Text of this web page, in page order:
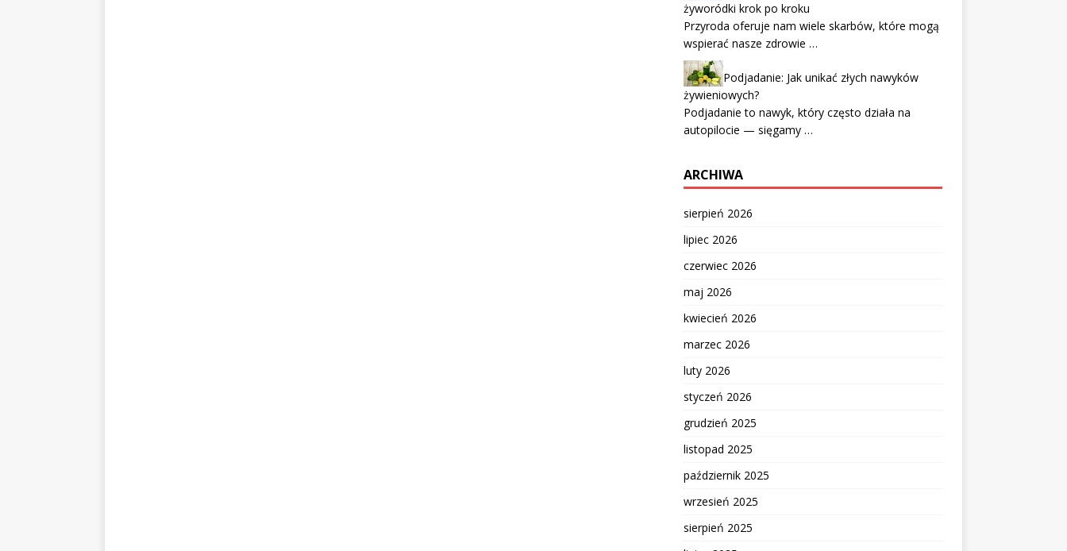
żyworódki krok po kroku
Przyroda oferuje nam wiele skarbów, które mogą
wspierać nasze zdrowie …
Podjadanie: Jak unikać złych nawyków
żywieniowych?
Podjadanie to nawyk, który często działa na
autopilocie — sięgamy …
ARCHIWA
sierpień 2026
lipiec 2026
czerwiec 2026
maj 2026
kwiecień 2026
marzec 2026
luty 2026
styczeń 2026
grudzień 2025
listopad 2025
październik 2025
wrzesień 2025
sierpień 2025